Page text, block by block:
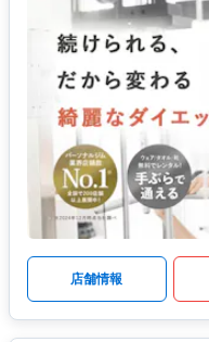
店舗情報